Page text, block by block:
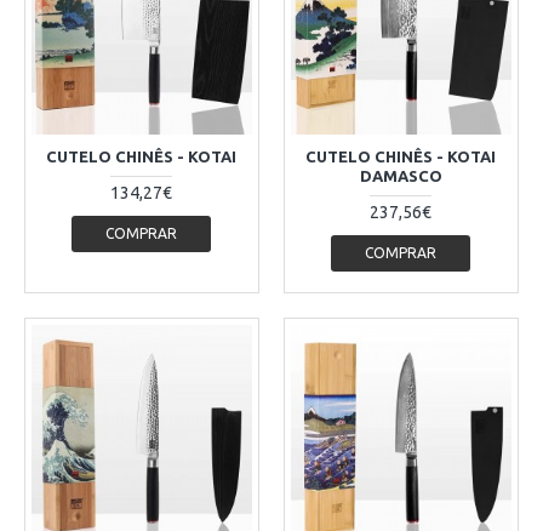
CUTELO CHINÊS - KOTAI
134,27€
COMPRAR
CUTELO CHINÊS - KOTAI
DAMASCO
237,56€
COMPRAR